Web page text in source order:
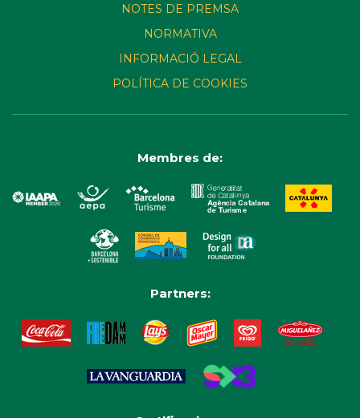
NOTES DE PREMSA
NORMATIVA
INFORMACIÓ LEGAL
POLÍTICA DE COOKIES
Membres de:
Partners: